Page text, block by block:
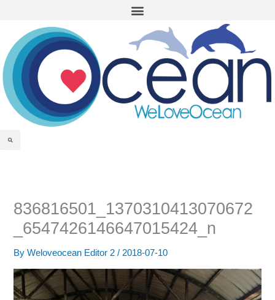
content
Menu
Search
836816501_1370310413070672
_6547426146647015424_n
ByWeloveocean Editor 2/ 2018-07-10